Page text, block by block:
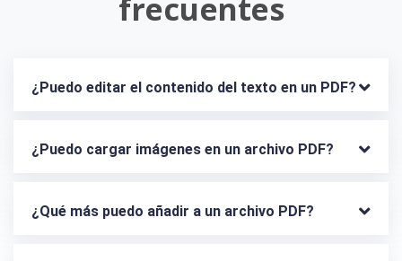
frecuentes
¿Puedo editar el contenido del texto en un PDF?
¿Puedo cargar imágenes en un archivo PDF?
¿Qué más puedo añadir a un archivo PDF?